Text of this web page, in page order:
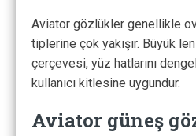
Aviator gözlükler genellikle
tiplerine çok yakışır. Büyük
çerçevesi, yüz hatlarını
kullanıcı kitlesine uygundur.
Aviator güneş